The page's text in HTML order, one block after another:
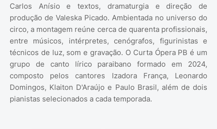
Carlos Anísio e textos, dramaturgia e direção de
produção de Valeska Picado. Ambientada no universo do
circo, a montagem reúne cerca de quarenta profissionais,
entre músicos, intérpretes, cenógrafos, figurinistas e
técnicos de luz, som e gravação. O Curta Ópera PB é um
grupo de canto lírico paraibano formado em 2024,
composto pelos cantores Izadora França, Leonardo
Domingos, Klaiton D'Araújo e Paulo Brasil, além de dois
pianistas selecionados a cada temporada.